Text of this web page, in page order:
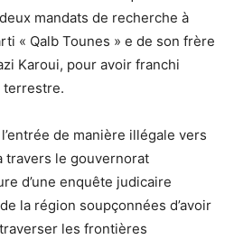
mandats de recherche à
« Qalb Tounes » e de son frère
Karoui, pour avoir franchi
terrestre.
de manière illégale vers
travers le gouvernorat
d’une enquête judicaire
la région soupçonnées d’avoir
les frontières